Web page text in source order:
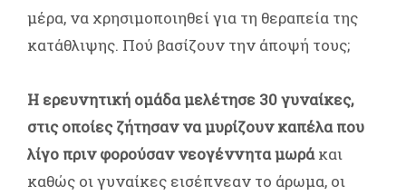
μέρα, να χρησιμοποιηθεί για τη θεραπεία της
κατάθλιψης. Πού βασίζουν την άποψή τους;
Η ερευνητική ομάδα μελέτησε 30 γυναίκες,
στις οποίες ζήτησαν να μυρίζουν καπέλα που
λίγο πριν φορούσαν νεογέννητα μωράκαι
καθώς οι γυναίκες εισέπνεαν το άρωμα, οι